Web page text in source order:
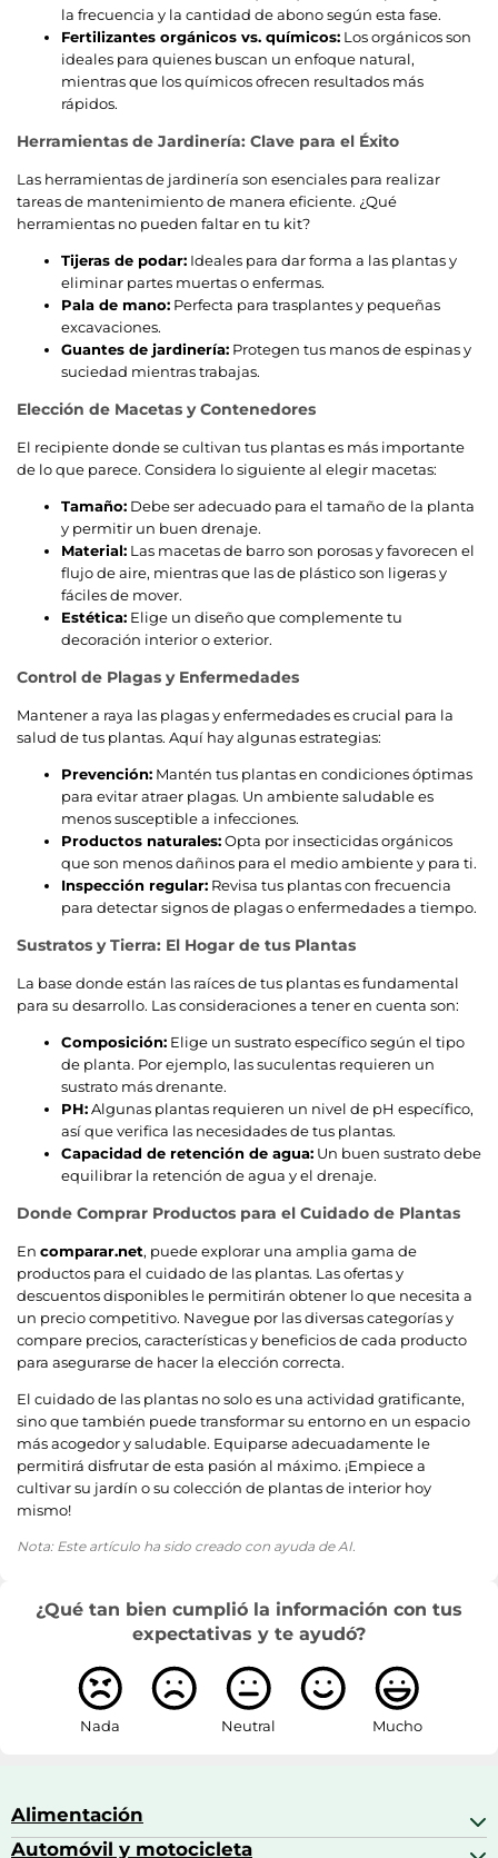
la frecuencia y la cantidad de abono según esta fase.
Fertilizantes orgánicos vs. químicos: Los orgánicos son
ideales para quienes buscan un enfoque natural,
mientras que los químicos ofrecen resultados más
rápidos.
Herramientas de Jardinería: Clave para el Éxito
Las herramientas de jardinería son esenciales para realizar
tareas de mantenimiento de manera eficiente. ¿Qué
herramientas no pueden faltar en tu kit?
Tijeras de podar: Ideales para dar forma a las plantas y
eliminar partes muertas o enfermas.
Pala de mano: Perfecta para trasplantes y pequeñas
excavaciones.
Guantes de jardinería: Protegen tus manos de espinas y
suciedad mientras trabajas.
Elección de Macetas y Contenedores
El recipiente donde se cultivan tus plantas es más importante
de lo que parece. Considera lo siguiente al elegir macetas:
Tamaño: Debe ser adecuado para el tamaño de la planta
y permitir un buen drenaje.
Material: Las macetas de barro son porosas y favorecen el
flujo de aire, mientras que las de plástico son ligeras y
fáciles de mover.
Estética: Elige un diseño que complemente tu
decoración interior o exterior.
Control de Plagas y Enfermedades
Mantener a raya las plagas y enfermedades es crucial para la
salud de tus plantas. Aquí hay algunas estrategias:
Prevención: Mantén tus plantas en condiciones óptimas
para evitar atraer plagas. Un ambiente saludable es
menos susceptible a infecciones.
Productos naturales:Opta por insecticidas orgánicos
que son menos dañinos para el medio ambiente y para ti.
Inspección regular: Revisa tus plantas con frecuencia
para detectar signos de plagas o enfermedades a tiempo.
Sustratos y Tierra: El Hogar de tus Plantas
La base donde están las raíces de tus plantas es fundamental
para su desarrollo. Las consideraciones a tener en cuenta son:
Composición: Elige un sustrato específico según el tipo
de planta. Por ejemplo, las suculentas requieren un
sustrato más drenante.
PH:Algunas plantas requieren un nivel de pH específico,
así que verifica las necesidades de tus plantas.
Capacidad de retención de agua: Un buen sustrato debe
equilibrar la retención de agua y el drenaje.
Donde Comprar Productos para el Cuidado de Plantas
En comparar.net, puede explorar una amplia gama de
productos para el cuidado de las plantas. Las ofertas y
descuentos disponibles le permitirán obtener lo que necesita a
un precio competitivo. Navegue por las diversas categorías y
compare precios, características y beneficios de cada producto
para asegurarse de hacer la elección correcta.
El cuidado de las plantas no solo es una actividad gratificante,
sino que también puede transformar su entorno en un espacio
más acogedor y saludable. Equiparse adecuadamente le
permitirá disfrutar de esta pasión al máximo. ¡Empiece a
cultivar su jardín o su colección de plantas de interior hoy
mismo!
Nota: Este artículo ha sido creado con ayuda de AI.
¿Qué tan bien cumplió la información con tus
expectativas y te ayudó?
Nada Neutral Mucho
Alimentación
Bebidas
Automóvil y motocicleta